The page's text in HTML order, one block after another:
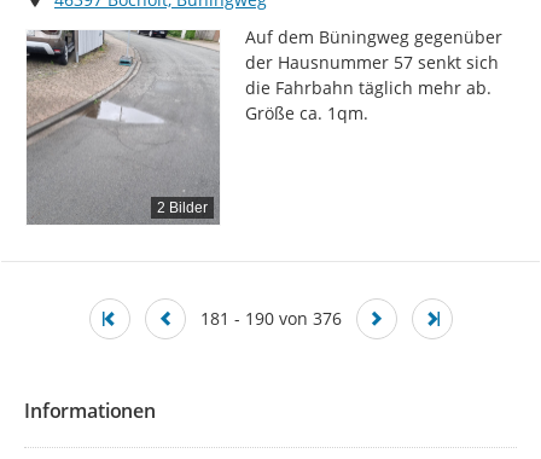
2 Bilder
Auf dem Büningweg gegenüber
der Hausnummer 57 senkt sich
die Fahrbahn täglich mehr ab.
Größe ca. 1qm.
181 - 190 von 376
Informationen